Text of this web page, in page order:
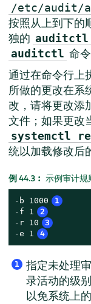
/etc/audit/
按照从上到下的
独的 auditctl
auditctl 命
通过在命令行上
所做的更改在系
改，请将更改添
文件；如果更改
systemctl
统以加载修改后
例 44.3︰ 示例审计
-b 1000 1
-f 1 2
-r 10 3
-e 1 4
1
指定未处理
录活动的级
以免系统上